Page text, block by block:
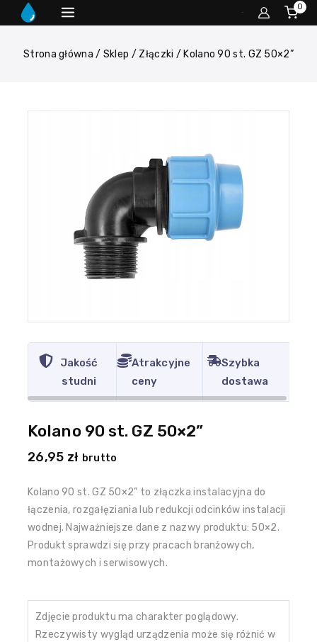
0
Strona główna / Sklep / Złączki / Kolano 90 st. GZ 50×2”
Jakość
studni
Atrakcyjne
ceny
Szybka
dostawa
Kolano 90 st. GZ 50×2”
26,95 zł brutto
Kolano 90 st. GZ 50×2” to złączka instalacyjna do
łączenia, rozgałęziania lub redukcji odcinków instalacji
wodnej. Najważniejsze dane z nazwy produktu: 50×2.
Produkt sprawdzi się przy pracach branżowych,
montażowych i serwisowych.
Zdjęcie produktu ma charakter poglądowy.
Rzeczywisty wygląd urządzenia może się różnić w